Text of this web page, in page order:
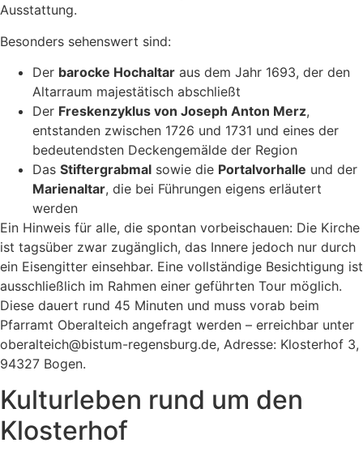
Ausstattung.
Besonders sehenswert sind:
Der barocke Hochaltar aus dem Jahr 1693, der den
Altarraum majestätisch abschließt
Der Freskenzyklus von Joseph Anton Merz,
entstanden zwischen 1726 und 1731 und eines der
bedeutendsten Deckengemälde der Region
Das Stiftergrabmal sowie die Portalvorhalle und der
Marienaltar, die bei Führungen eigens erläutert
werden
Ein Hinweis für alle, die spontan vorbeischauen: Die Kirche
ist tagsüber zwar zugänglich, das Innere jedoch nur durch
ein Eisengitter einsehbar. Eine vollständige Besichtigung ist
ausschließlich im Rahmen einer geführten Tour möglich.
Diese dauert rund 45 Minuten und muss vorab beim
Pfarramt Oberalteich angefragt werden – erreichbar unter
oberalteich@bistum-regensburg.de, Adresse: Klosterhof 3,
94327 Bogen.
Kulturleben rund um den
Klosterhof